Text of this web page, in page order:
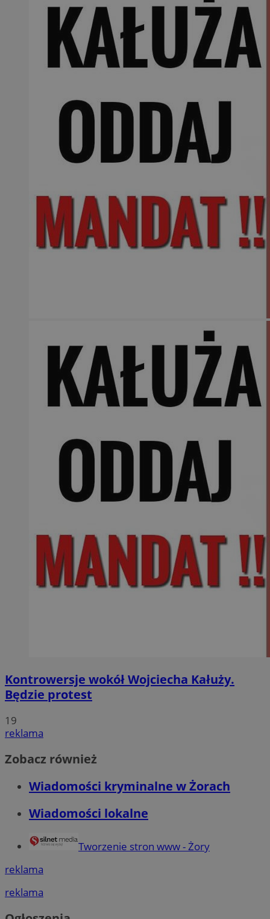
Kontrowersje wokół Wojciecha Kałuży.
Będzie protest
19
reklama
Zobacz również
Wiadomości kryminalne w Żorach
Wiadomości lokalne
Tworzenie stron www - Żory
reklama
reklama